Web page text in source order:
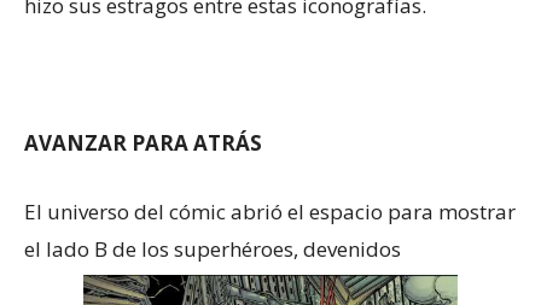
hizo sus estragos entre estas iconografías.
AVANZAR PARA ATRÁS
El universo del cómic abrió el espacio para mostrar
el lado B de los superhéroes, devenidos